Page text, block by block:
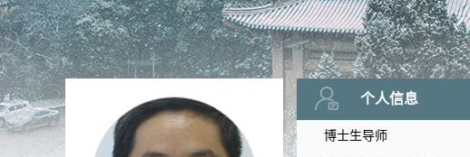
个人信息
博士生导师